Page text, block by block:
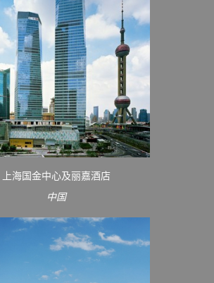
上海国金中心及丽嘉酒店
中国